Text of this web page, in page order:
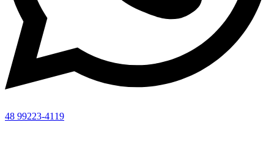
48 99223-4119